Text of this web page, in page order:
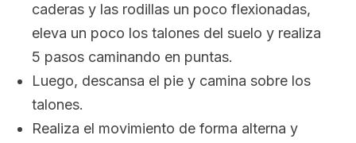
caderas y las rodillas un poco flexionadas,
eleva un poco los talones del suelo y realiza
5 pasos caminando en puntas.
Luego, descansa el pie y camina sobre los
talones.
Realiza el movimiento de forma alterna y